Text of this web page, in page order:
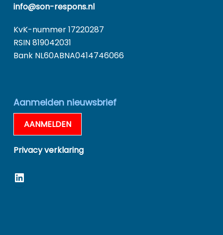
info@son-respons.nl
KvK-nummer 17220287
RSIN 819042031
Bank NL60ABNA0414746066
Aanmelden nieuwsbrief
AANMELDEN
Privacy verklaring
LinkedIn